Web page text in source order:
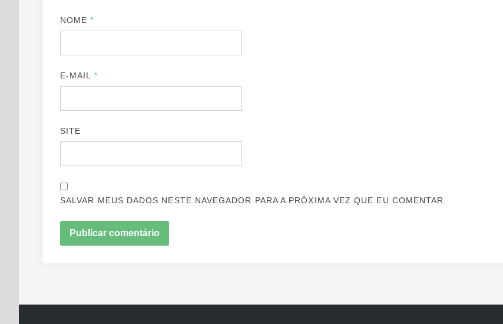
NOME*
E-MAIL *
SITE
SALVAR MEUS DADOS NESTE NAVEGADOR PARA A PRÓXIMA VEZ QUE EU COMENTAR.